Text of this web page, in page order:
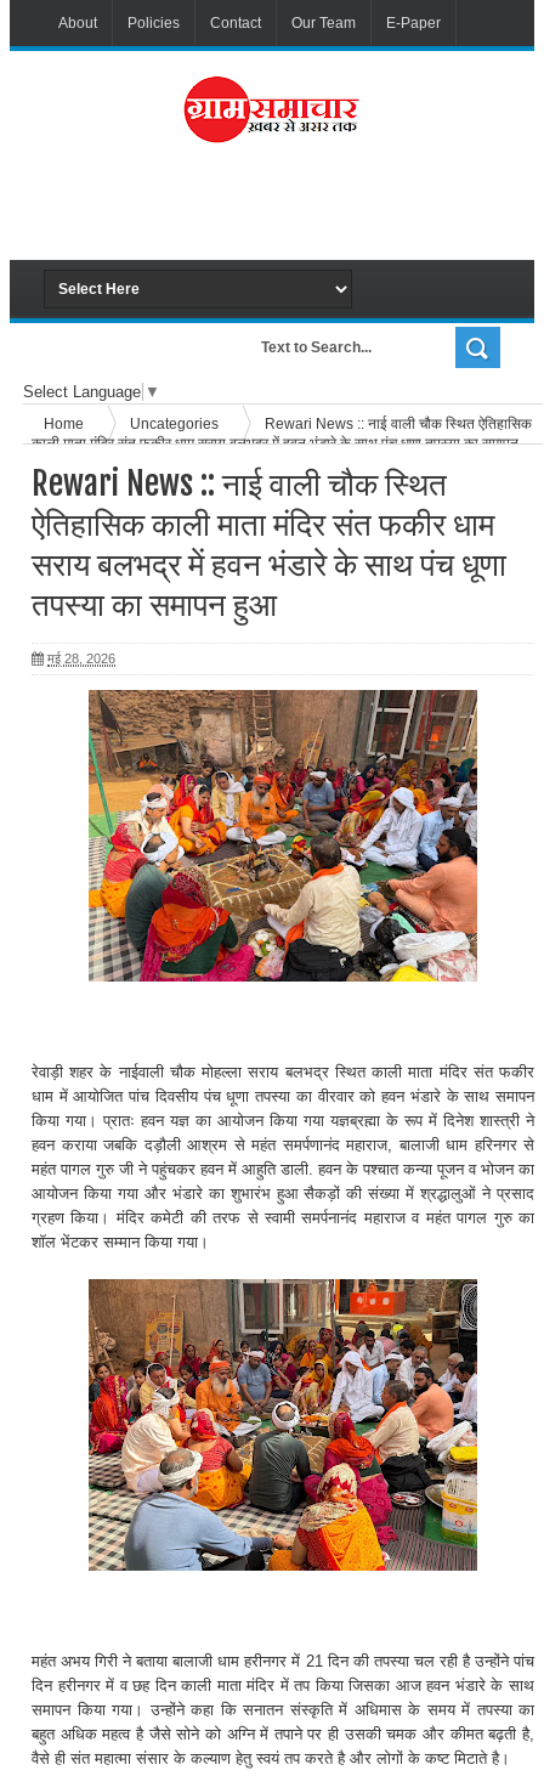
About Policies Contact Our Team E-Paper
Select Language ▼
Home Uncategories
Rewari News :: नाई वाली चौक स्थित ऐतिहासिक
काली माता मंदिर संत फकीर धाम सराय बलभद्र में हवन भंडारे के साथ पंच धूणा तपस्या का समापन
Rewari News :: नाई वाली चौक स्थित
ऐतिहासिक काली माता मंदिर संत फकीर धाम
सराय बलभद्र में हवन भंडारे के साथ पंच धूणा
तपस्या का समापन हुआ
मई 28, 2026
रेवाड़ी शहर के नाईवाली चौक मोहल्ला सराय बलभद्र स्थित काली माता मंदिर संत फकीर
धाम में आयोजित पांच दिवसीय पंच धूणा तपस्या का वीरवार को हवन भंडारे के साथ समापन
किया गया। प्रातः हवन यज्ञ का आयोजन किया गया यज्ञब्रह्मा के रूप में दिनेश शास्त्री ने
हवन कराया जबकि दड़ौली आश्रम से महंत समर्पणानंद महाराज, बालाजी धाम हरिनगर से
महंत पागल गुरु जी ने पहुंचकर हवन में आहुति डाली. हवन के पश्चात कन्या पूजन व भोजन का
आयोजन किया गया और भंडारे का शुभारंभ हुआ सैकड़ों की संख्या में श्रद्धालुओं ने प्रसाद
ग्रहण किया। मंदिर कमेटी की तरफ से स्वामी समर्पनानंद महाराज व महंत पागल गुरु का
शॉल भेंटकर सम्मान किया गया।
महंत अभय गिरी ने बताया बालाजी धाम हरीनगर में 21 दिन की तपस्या चल रही है उन्होंने पांच
दिन हरीनगर में व छह दिन काली माता मंदिर में तप किया जिसका आज हवन भंडारे के साथ
समापन किया गया। उन्होंने कहा कि सनातन संस्कृति में अधिमास के समय में तपस्या का
बहुत अधिक महत्व है जैसे सोने को अग्नि में तपाने पर ही उसकी चमक और कीमत बढ़ती है,
वैसे ही संत महात्मा संसार के कल्याण हेतु स्वयं तप करते है और लोगों के कष्ट मिटाते है।